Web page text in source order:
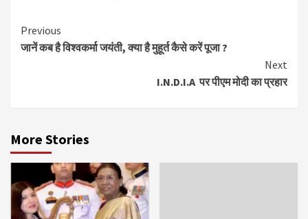
Continue
Reading
Previous
जानें कब है विश्वकर्मा जयंती, क्या है मुहूर्त कैसे करें पूजा ?
Next
I.N.D.I.A पर पीएम मोदी का प्रहार
More Stories